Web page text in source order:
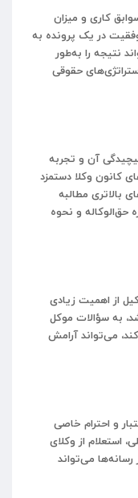
کاری و میزان
در یک پرونده به
نتیجه را به‌طور
حقوقی
آن و تجربه
کانون وکلا دستمزد
بالاتری مطالبه
حق‌الوکاله و نحوه
از اهمیت زیادی
به سؤالات موکل
می‌تواند آرامش
و احترام خاصی
استعلام از وکلای
می‌تواند